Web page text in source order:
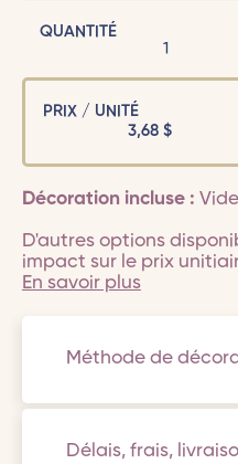
QUANTITÉ
1
PRIX / UNITÉ
3,68 $
Décoration incluse : Vide
D'autres options
impact sur le prix
En savoir plus
Méthode de
Délais, frais,